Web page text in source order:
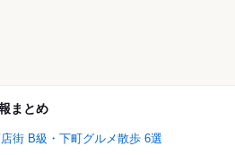
まとめ
店街 B級・下町グルメ散歩 6選